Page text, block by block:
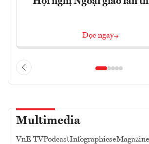
Đọc ngay
Multimedia
VnE TVPodcastInfographicseMagazine